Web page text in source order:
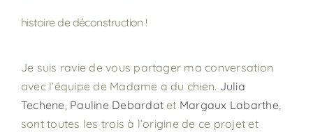
histoire de déconstruction !
Je suis ravie de vous partager ma conversation
avec l’équipe de Madame a du chien. Julia
Techene, Pauline Debardat et Margaux Labarthe,
sont toutes les trois à l’origine de ce projet et